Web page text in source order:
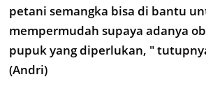
petani semangka bisa di bantu
mempermudah supaya adanya
pupuk yang diperlukan, "
(Andri)